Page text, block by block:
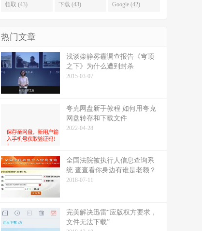
领取 (43) 下载 (43) Google (42)
热门文章
浅谈柴静雾霾调查报告《穹顶
之下》为什么遭到封杀
2015-03-07
夸克网盘新手教程 如何用夸克
网盘转存和下载文件
2022-04-28
全国法院被执行人信息查询系
统 查查看你身边有谁是老赖？
2018-07-11
完美解决迅雷“应版权方要求，
文件无法下载”